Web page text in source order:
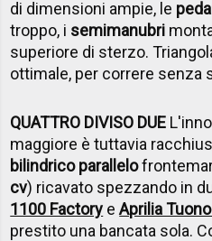
di dimensioni ampie, le
troppo, i semimanubri
superiore di sterzo.
ottimale, per correre senza
QUATTRO DIVISO DUE
maggiore è tuttavia
bilindrico parallelo
cv) ricavato spezzando in
1100 Factory eAprilia
prestito una bancata sola.